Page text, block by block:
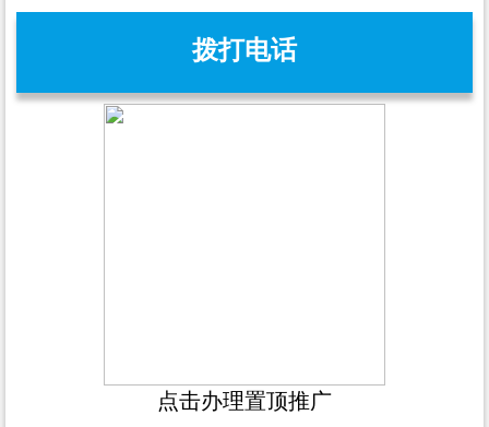
拨打电话
点击办理置顶推广